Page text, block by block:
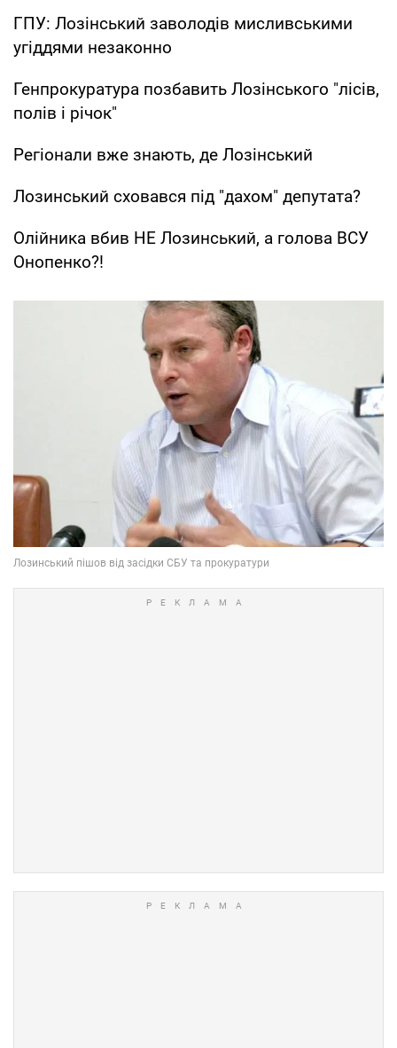
ГПУ: Лозінський заволодів мисливськими
угіддями незаконно
Генпрокуратура позбавить Лозінського "лісів,
полів і річок"
Регіонали вже знають, де Лозінський
Лозинський сховався під "дахом" депутата?
Олійника вбив НЕ Лозинський, а голова ВСУ
Онопенко?!